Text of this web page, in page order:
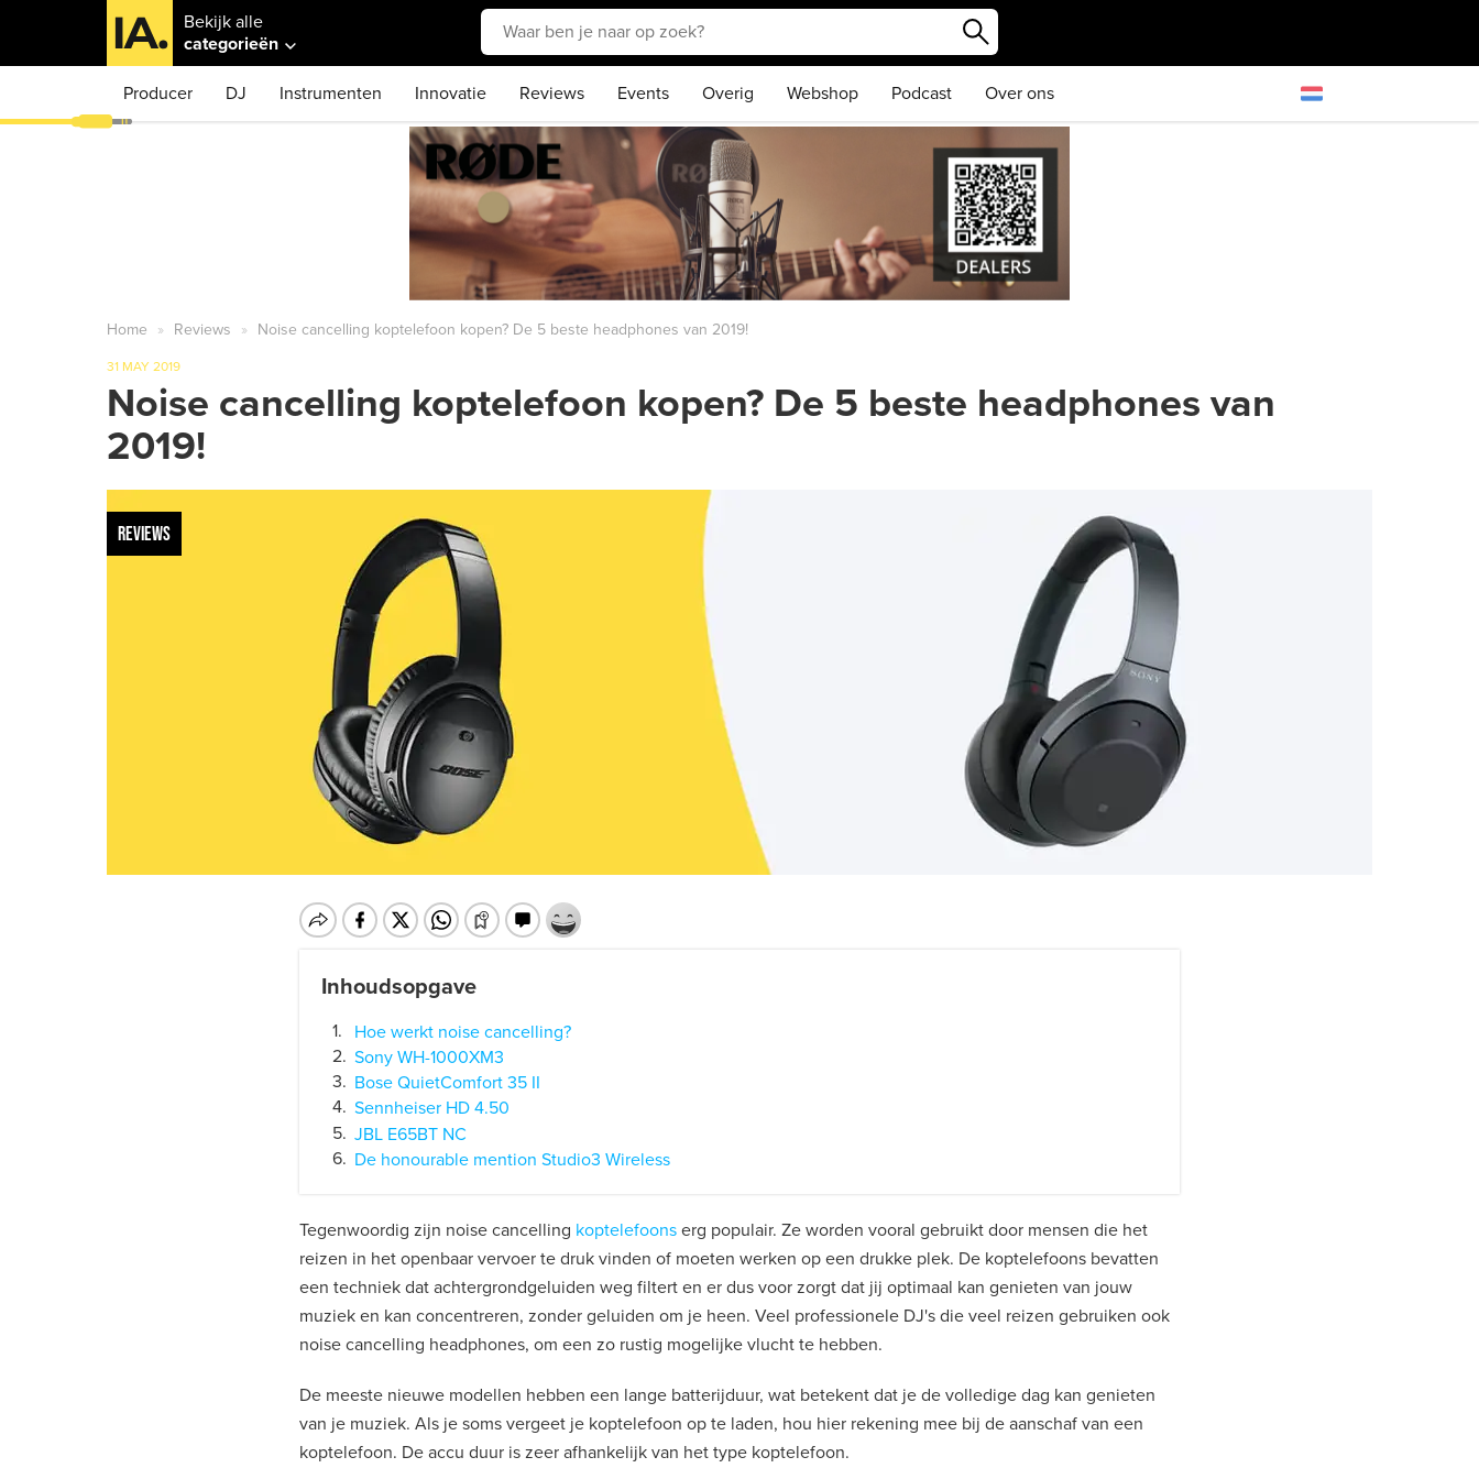
Bekijk alle
categorieën
Producer DJ Instrumenten Innovatie Reviews Events Overig Webshop Podcast Over ons
Home Reviews Noise cancelling koptelefoon kopen? De 5 beste headphones van 2019!
31 MAY 2019
Noise cancelling koptelefoon kopen? De 5 beste headphones van
2019!
REVIEWS
Inhoudsopgave
Hoe werkt noise cancelling?
Sony WH-1000XM3
Bose QuietComfort 35 II
Sennheiser HD 4.50
JBL E65BT NC
De honourable mention Studio3 Wireless
Tegenwoordig zijn noise cancelling koptelefoons erg populair. Ze worden vooral gebruikt door mensen die het
reizen in het openbaar vervoer te druk vinden of moeten werken op een drukke plek. De koptelefoons bevatten
een techniek dat achtergrondgeluiden weg filtert en er dus voor zorgt dat jij optimaal kan genieten van jouw
muziek en kan concentreren, zonder geluiden om je heen. Veel professionele DJ's die veel reizen gebruiken ook
noise cancelling headphones, om een zo rustig mogelijke vlucht te hebben.
De meeste nieuwe modellen hebben een lange batterijduur, wat betekent dat je de volledige dag kan genieten
van je muziek. Als je soms vergeet je koptelefoon op te laden, hou hier rekening mee bij de aanschaf van een
koptelefoon. De accu duur is zeer afhankelijk van het type koptelefoon.